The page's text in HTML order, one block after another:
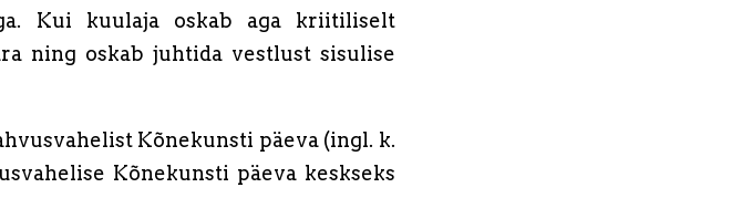
Kui kuulaja oskab aga kriitiliselt
ning oskab juhtida vestlust sisulise
Kõnekunsti päeva (ingl. k.
Kõnekunsti päeva keskseks